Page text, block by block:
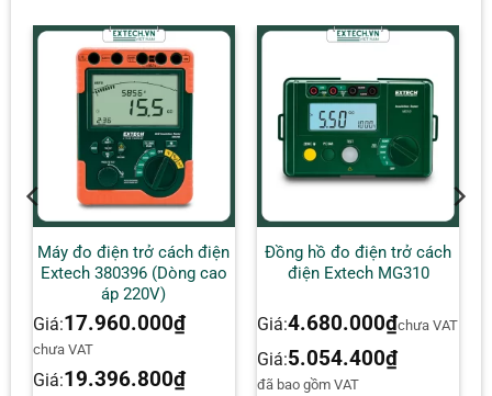
Máy đo điện trở cách điện
Extech 380396 (Dòng cao
áp 220V)
Giá:17.960.000₫
chưa VAT
Giá:19.396.800₫
Đồng hồ đo điện trở cách
điện Extech MG310
Giá:4.680.000₫chưa VAT
Giá:5.054.400₫
đã bao gồm VAT